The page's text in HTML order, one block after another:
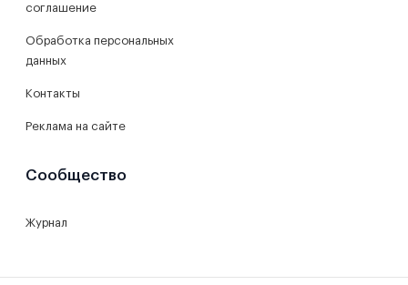
соглашение
Обработка персональных
данных
Контакты
Реклама на сайте
Сообщество
Журнал